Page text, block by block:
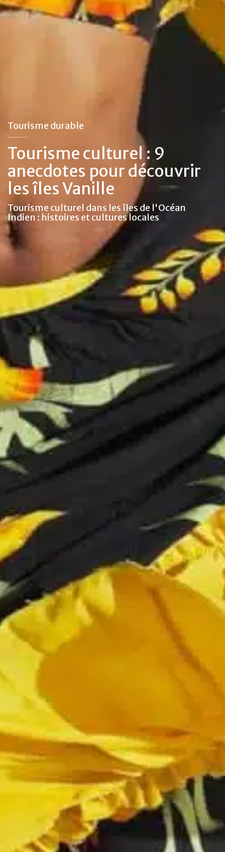
Tourisme durable
Tourisme culturel : 9
anecdotes pour découvrir
les îles Vanille
Tourisme culturel dans les îles de l'Océan
Indien : histoires et cultures locales